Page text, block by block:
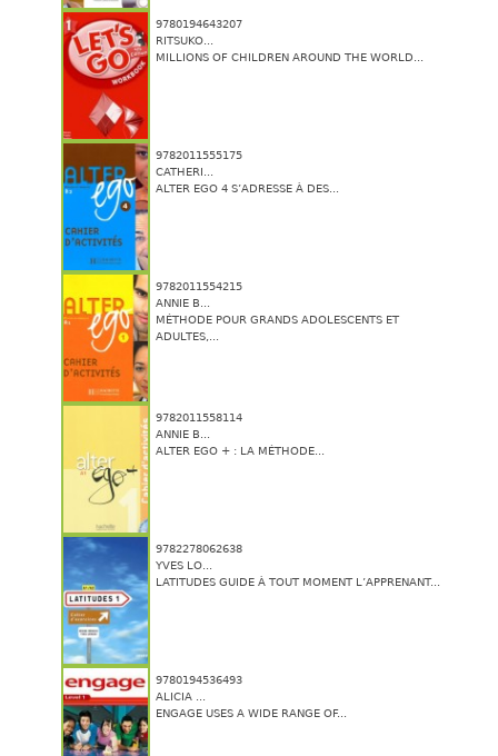
9780194643207
RITSUKO...
MILLIONS OF CHILDREN AROUND THE WORLD...
9782011555175
CATHERI...
ALTER EGO 4 S’ADRESSE À DES...
9782011554215
ANNIE B...
MÉTHODE POUR GRANDS ADOLESCENTS ET
ADULTES,...
9782011558114
ANNIE B...
ALTER EGO + : LA MÉTHODE...
9782278062638
YVES LO...
LATITUDES GUIDE À TOUT MOMENT L’APPRENANT...
9780194536493
ALICIA ...
ENGAGE USES A WIDE RANGE OF...